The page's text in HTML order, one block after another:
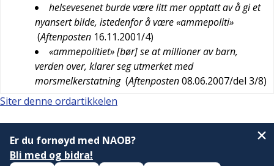
helsevesenet burde være litt mer opptatt av å gi et
nyansert bilde, istedenfor å være «ammepoliti»
(Aftenposten 16.11.2001/4)
«ammepolitiet» [bør] se at millioner av barn,
verden over, klarer seg utmerket med
morsmelkerstatning (Aftenposten08.06.2007/del 3/8)
Siter denne ordartikkelen
Er du fornøyd med NAOB?
Bli med og bidra!